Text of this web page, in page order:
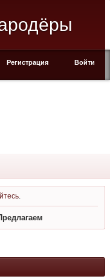
Регистрация Войти